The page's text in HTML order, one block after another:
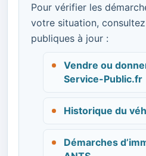
Pour vérifier les
votre situation,
publiques à jour :
Vendre ou
Service-Public.fr
Historique du
Démarches